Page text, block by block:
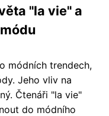
"la vie" a
módních trendech,
Jeho vliv na
Čtenáři "la vie"
do módního